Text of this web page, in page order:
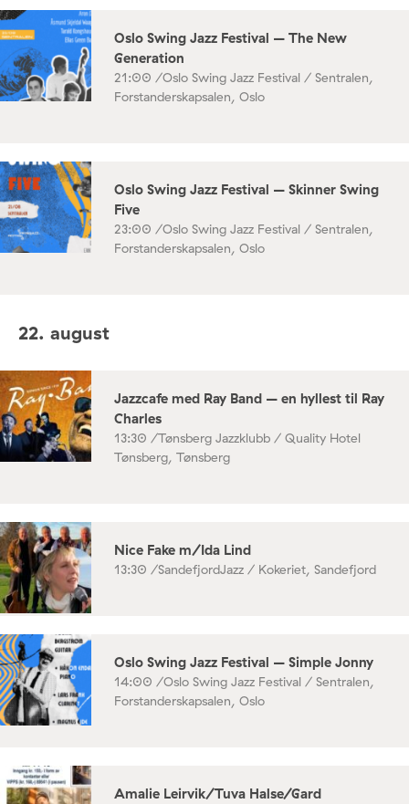
Oslo Swing Jazz Festival – The New
Generation
21:00 /Oslo Swing Jazz Festival / Sentralen,
Forstanderskapsalen, Oslo
Oslo Swing Jazz Festival – Skinner Swing
Five
23:00 /Oslo Swing Jazz Festival / Sentralen,
Forstanderskapsalen, Oslo
22. august
Jazzcafe med Ray Band – en hyllest til Ray
Charles
13:30 /Tønsberg Jazzklubb / Quality Hotel
Tønsberg, Tønsberg
Nice Fake m/Ida Lind
13:30 /SandefjordJazz / Kokeriet, Sandefjord
Oslo Swing Jazz Festival – Simple Jonny
14:00 /Oslo Swing Jazz Festival / Sentralen,
Forstanderskapsalen, Oslo
Amalie Leirvik/Tuva Halse/Gard